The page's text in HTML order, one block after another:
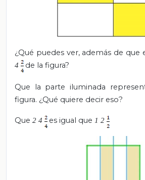
¿Qué puedes ver, además de que
4
de la figura?
Que la parte iluminada
figura. ¿Qué quiere decir eso?
Que 2 4 es igual que 1 2